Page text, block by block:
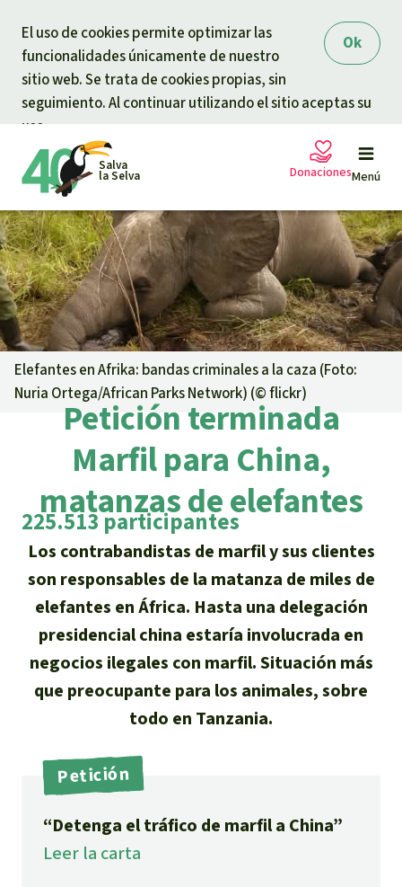
Ok
El uso de cookies permite optimizar las
funcionalidades únicamente de nuestro
sitio web. Se trata de cookies propias, sin
seguimiento. Al continuar utilizando el sitio aceptas su
uso.
Salva
la Selva Menú
Peticiones
Proyectos
Informaciones
Informaciones
Éxitos y Noticias
Suscribirme al boletín
Prensa
Banners Salva la Selva
Widget Salva la Selva
Agenda
Temas
Clima
Madera tropical
Biodiversidad
Selva tropical
Derechos de la Naturaleza
Metales
Salva la Selva
Salva la Selva
Acerca de Salva la Selva
40 años Salva la Selva
En los Medios
FAQ
Transparencia
Contacto
Búsqueda
Español
Deutsch
English
Français
Italiano
Português
Indonesia
Donaciones
Tu donación ayuda
Donación general
Urgen donaciones
Certificados de donación
Preguntas y Respuestas
Donar para un tema
Bienestar animal
Defensa de la selva
Defensoras y defensores de la
selva
Donar para una región
Sudeste de Asia
África
Latinoamérica
Elefantes en Afrika: bandas criminales a la caza (Foto:
Nuria Ortega/African Parks Network) (©flickr)
Petición terminada
Marfil para China,
matanzas de elefantes
225.513 participantes
Los contrabandistas de marfil y sus clientes
son responsables de la matanza de miles de
elefantes en África. Hasta una delegación
presidencial china estaría involucrada en
negocios ilegales con marfil. Situación más
que preocupante para los animales, sobre
todo en Tanzania.
Petición
“Detenga el tráfico de marfil a China”
Leer la carta